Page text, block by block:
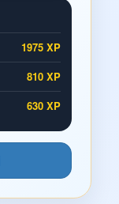
1975 XP
810 XP
630 XP